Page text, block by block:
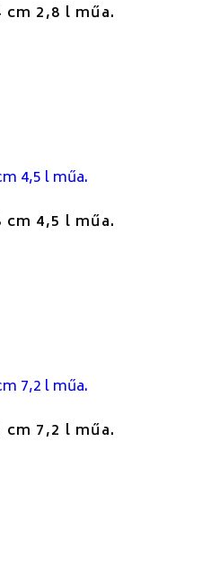
2,8 l műa.
4,5 l műa.
7,2 l műa.